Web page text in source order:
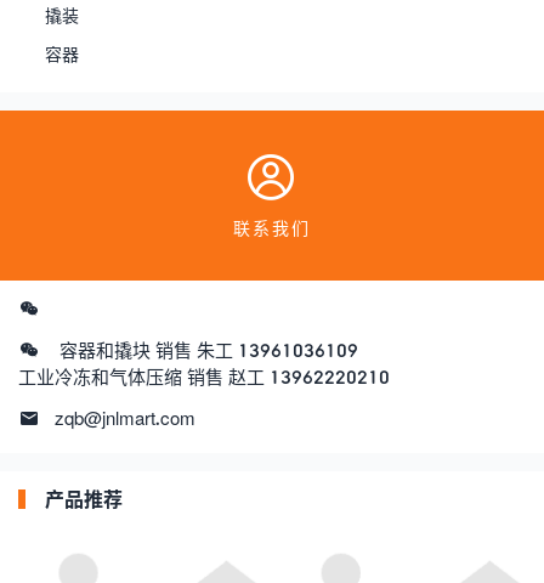
撬装
容器
联系我们
容器和撬块 销售 朱工 13961036109
工业冷冻和气体压缩 销售 赵工 13962220210
zqb@jnlmart.com
产品推荐